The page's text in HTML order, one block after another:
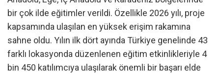
bir çok ilde eğitimler verildi. Özellikle 2026 yılı, proje
kapsamında ulaşılan en yüksek erişim rakamına
sahne oldu. Yılın ilk dört ayında Türkiye genelinde 43
farklı lokasyonda düzenlenen eğitim etkinlikleriyle 4
bin 450 katılımcıya ulaşılarak önemli bir başarı elde